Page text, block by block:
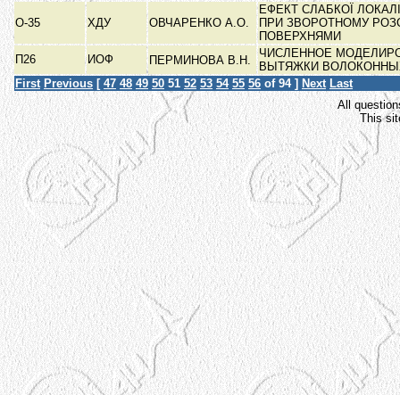
О-35 ХДУ ОВЧАРЕНКО А.О.
ЕФЕКТ СЛАБКОЇ
ПРИ ЗВОРОТНОМУ
ПОВЕРХНЯМИ
П26
ИОФ ПЕРМИНОВА В.Н.
ЧИСЛЕННОЕ
ВЫТЯЖКИ
First Previous [ 47 48 49 50 51 52 53 54 55 56 of 94 ] Next Last
All
This